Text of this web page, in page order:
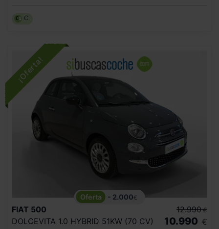
C
- 2.000€
FIAT 500
DOLCEVITA 1.0 HYBRID 51KW (70 CV)
12.990 €
10.990 €